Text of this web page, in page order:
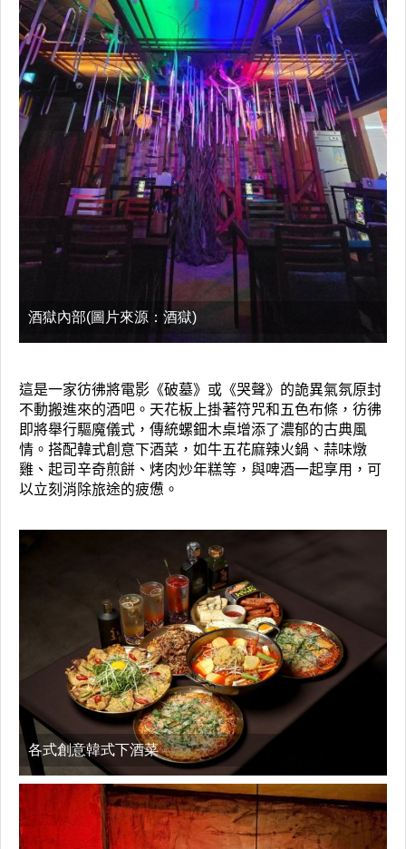
酒獄內部(圖片來源：酒獄)
這是一家彷彿將電影《破墓》或《哭聲》的詭異氣氛原封
不動搬進來的酒吧。天花板上掛著符咒和五色布條，彷彿
即將舉行驅魔儀式，傳統螺鈿木桌增添了濃郁的古典風
情。搭配韓式創意下酒菜，如牛五花麻辣火鍋、蒜味燉
雞、起司辛奇煎餅、烤肉炒年糕等，與啤酒一起享用，可
以立刻消除旅途的疲憊。
各式創意韓式下酒菜